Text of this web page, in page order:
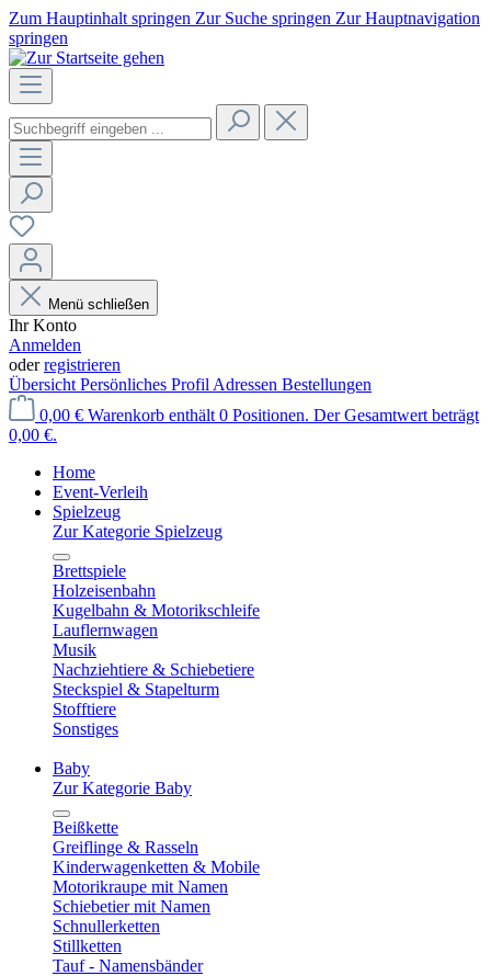
Zum Hauptinhalt springen Zur Suche springen Zur Hauptnavigation
springen
Menü schließen
Ihr Konto
Anmelden
oderregistrieren
Übersicht Persönliches Profil Adressen Bestellungen
0,00 € Warenkorb enthält 0 Positionen. Der Gesamtwert beträgt
0,00 €.
Home
Event-Verleih
Spielzeug
Zur Kategorie Spielzeug
Brettspiele
Holzeisenbahn
Kugelbahn & Motorikschleife
Lauflernwagen
Musik
Nachziehtiere & Schiebetiere
Steckspiel & Stapelturm
Stofftiere
Sonstiges
Baby
Zur Kategorie Baby
Beißkette
Greiflinge & Rasseln
Kinderwagenketten & Mobile
Motorikraupe mit Namen
Schiebetier mit Namen
Schnullerketten
Stillketten
Tauf - Namensbänder